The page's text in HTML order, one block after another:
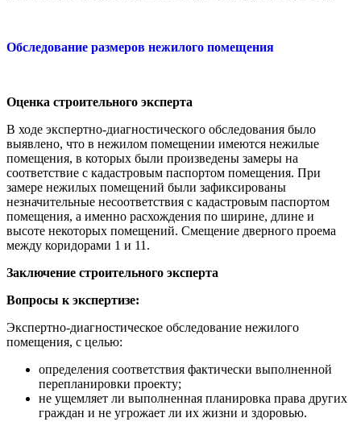
Обследование размеров нежилого помещения
Оценка строительного эксперта
В ходе экспертно-диагностического обследования было
выявлено, что в нежилом помещении имеются нежилые
помещения, в которых были произведены замеры на
соответствие с кадастровым паспортом помещения. При
замере нежилых помещений были зафиксированы
незначительные несоответствия с кадастровым паспортом
помещения, а именно расхождения по ширине, длине и
высоте некоторых помещений. Смещение дверного проема
между коридорами 1 и 11.
Заключение строительного эксперта
Вопросы к экспертизе:
Экспертно-диагностическое обследование нежилого
помещения, с целью:
определения соответствия фактически выполненной
перепланировки проекту;
не ущемляет ли выполненная планировка права других
граждан и не угрожает ли их жизни и здоровью.